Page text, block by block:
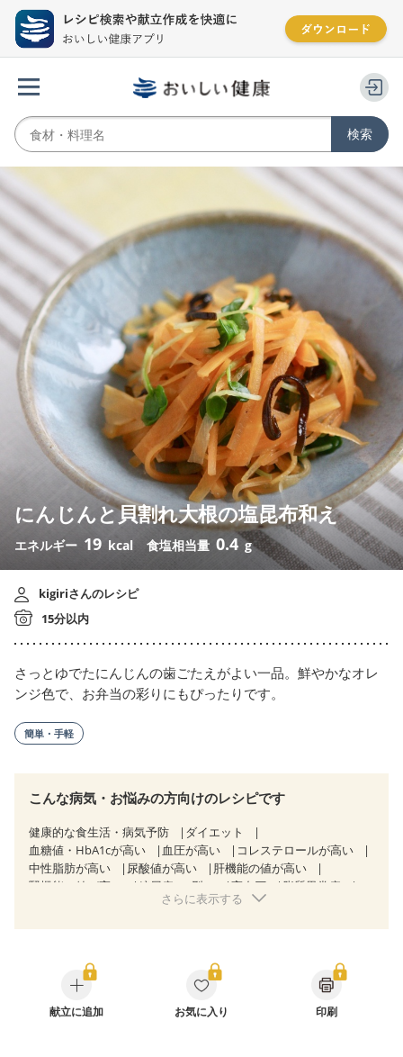
にんじんと貝割れ大根の塩昆布和え
エネルギー 19 kcal 食塩相当量 0.4 g
kigiriさんのレシピ
15分以内
さっとゆでたにんじんの歯ごたえがよい一品。鮮やかなオレ
ンジ色で、お弁当の彩りにもぴったりです。
簡単・手軽
こんな病気・お悩みの方向けのレシピです
健康的な食生活・病気予防
ダイエット
血糖値・HbA1cが高い
血圧が高い
コレステロールが高い
中性脂肪が高い
尿酸値が高い
肝機能の値が高い
腎機能の値が高い
糖尿病（2型） 高血圧
脂質異常症
狭心症 心筋梗塞
糖尿病性腎症（第２期）
糖尿病性腎症（第３期）
CKD（ステージ１）
CKD（ステージ２）
CKD（ステージ３a）
CKD（ステージ３b）
さらに表示する
献立に追加 お気に入り 印刷